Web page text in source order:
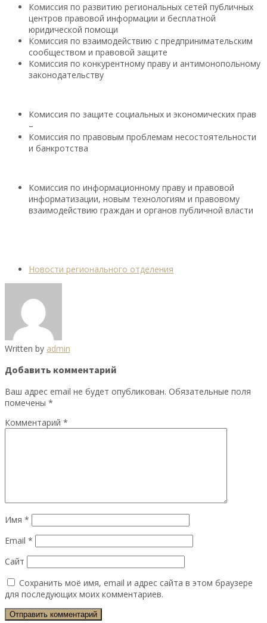
Комиссия по развитию региональных сетей публичных
центров правовой информации и бесплатной
юридической помощи
Комиссия по взаимодействию с предпринимательским
сообществом и правовой защите
Комиссия по конкурентному праву и антимонопольному
законодательству
Комиссия по защите социальных и экономических прав
–
Комиссия по правовым проблемам несостоятельности
и банкротства
Комиссия по информационному праву и правовой
информатизации, новым технологиям и правовому
взаимодействию граждан и органов публичной власти
Новости регионального отделения
Written by admin
Добавить комментарий
Ваш адрес email не будет опубликован. Обязательные поля
помечены *
Комментарий *
Имя *
Email *
Сайт
Сохранить моё имя, email и адрес сайта в этом браузере
для последующих моих комментариев.